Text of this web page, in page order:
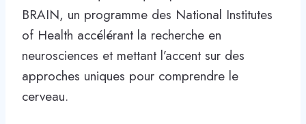
BRAIN, un programme des National Institutes
of Health accélérant la recherche en
neurosciences et mettant l’accent sur des
approches uniques pour comprendre le
cerveau.